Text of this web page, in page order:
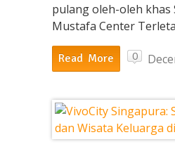
pulang oleh-oleh khas
Mustafa Center
Read More 0